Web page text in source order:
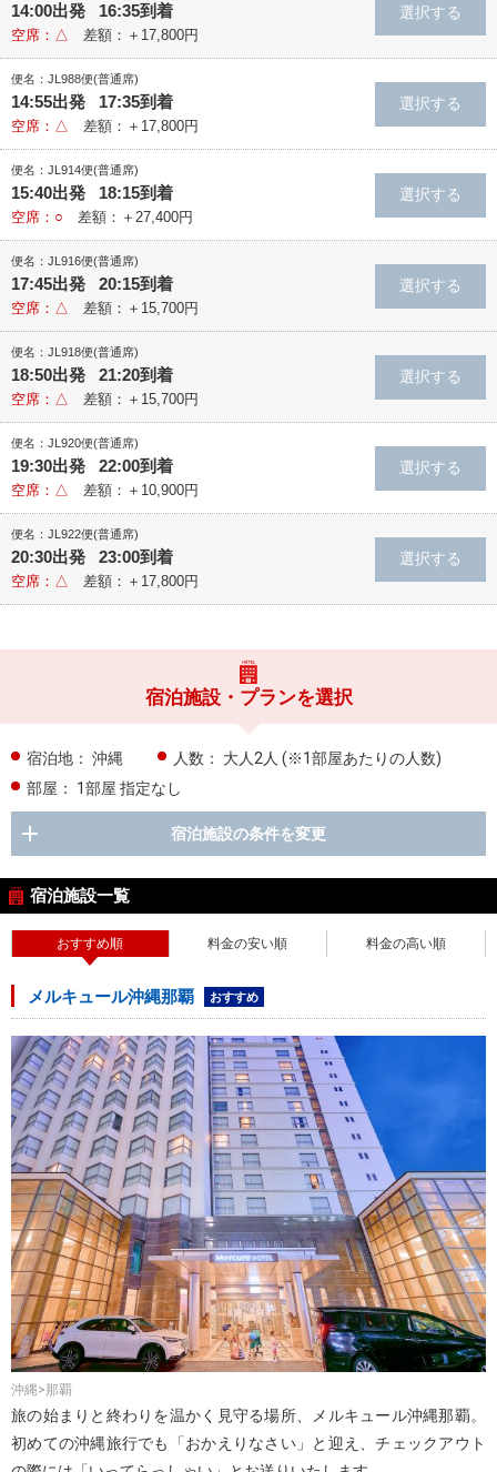
14:00出発 16:35到着
空席：△ 差額：＋17,800円
便名：JL988便(普通席)
14:55出発 17:35到着
空席：△ 差額：＋17,800円
便名：JL914便(普通席)
15:40出発 18:15到着
空席：○ 差額：＋27,400円
便名：JL916便(普通席)
17:45出発 20:15到着
空席：△ 差額：＋15,700円
便名：JL918便(普通席)
18:50出発 21:20到着
空席：△ 差額：＋15,700円
便名：JL920便(普通席)
19:30出発 22:00到着
空席：△ 差額：＋10,900円
便名：JL922便(普通席)
20:30出発 23:00到着
空席：△ 差額：＋17,800円
宿泊施設・プランを選択
宿泊地： 沖縄 人数： 大人2人 (※1部屋あたりの人数)
部屋：
1部屋 指定なし
宿泊施設の条件を変更
宿泊施設一覧
おすすめ順 料金の安い順 料金の高い順
メルキュール沖縄那覇 おすすめ
沖縄>那覇
旅の始まりと終わりを温かく見守る場所、メルキュール沖縄那覇。
初めての沖縄旅行でも「おかえりなさい」と迎え、チェックアウト